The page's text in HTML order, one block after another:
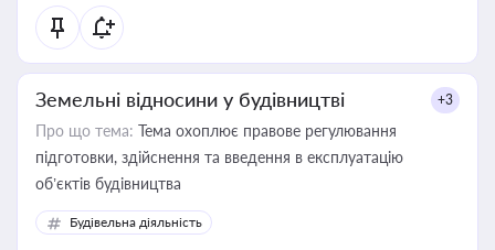
Земельні відносини у будівництві +3
Про що тема: Тема охоплює правове регулювання
підготовки, здійснення та введення в експлуатацію
об’єктів будівництва
Будівельна діяльність